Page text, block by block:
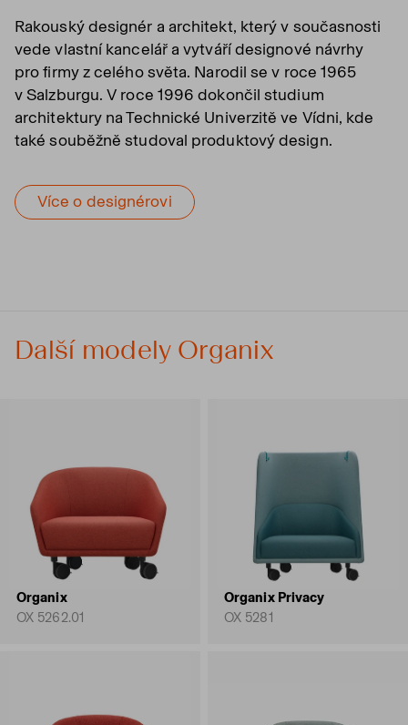
Rakouský designér a architekt, který v současnosti
vede vlastní kancelář a vytváří designové návrhy
pro firmy z celého světa. Narodil se v roce 1965
v Salzburgu. V roce 1996 dokončil studium
architektury na Technické Univerzitě ve Vídni, kde
také souběžně studoval produktový design.
Více o designérovi
Další modely Organix
Organix
OX 5262.01
Organix Privacy
OX 5281